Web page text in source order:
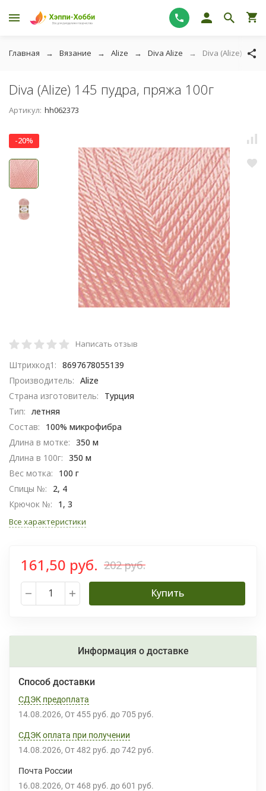
Главная Вязание Alize Diva Alize Diva (Alize) 145
Diva (Alize) 145 пудра, пряжа 100г
Артикул: hh062373
-20%
Написать отзыв
Штрихкод1: 8697678055139
Производитель: Alize
Страна изготовитель:
Турция
Тип: летняя
Состав:
100% микрофибра
Длина в мотке: 350 м
Длина в 100г: 350 м
Вес мотка:
100 г
Спицы №:
2, 4
Крючок №:
1, 3
Все характеристики
161,50 руб. 202 руб.
Купить
Информация о доставке
Способ доставки
СДЭК предоплата
14.08.2026 От 455 руб. до 705 руб.
СДЭК оплата при получении
14.08.2026 От 482 руб. до 742 руб.
Почта России
16.08.2026 От 468 руб. до 601 руб.